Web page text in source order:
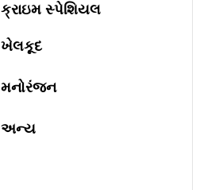
ક્રાઇમ સ્પેશિયલ
ખેલકૂદ
મનોરંજન
અન્ય